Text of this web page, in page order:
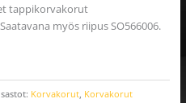
tappikorvakorut
myös riipus SO566006.
Korvakorut, Korvakorut